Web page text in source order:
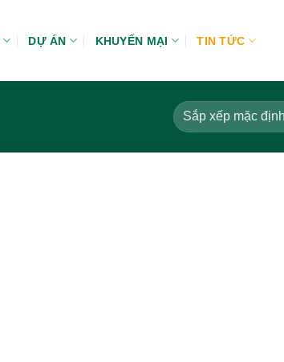
DỰ ÁN KHUYẾN MẠI TIN TỨC